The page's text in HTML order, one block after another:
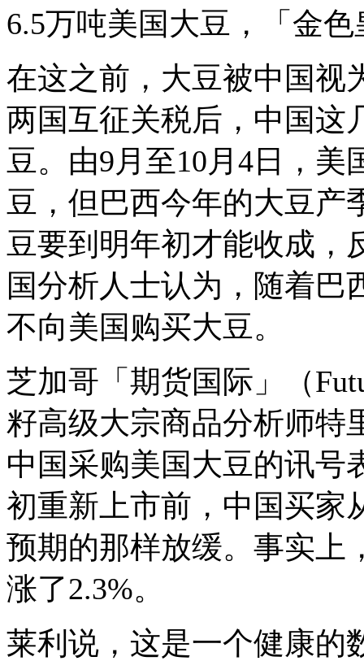
6.5万吨美国大豆，「金
在这之前，大豆被中国视
两国互征关税后，中国这
豆。由9月至10月4日，美
豆，但巴西今年的大豆产
豆要到明年初才能收成，
国分析人士认为，随着巴
不向美国购买大豆。
芝加哥「期货国际」（
籽高级大宗商品分析师特
中国采购美国大豆的讯号
初重新上市前，中国买家
预期的那样放缓。事实上
涨了2.3%。
莱利说，这是一个健康的